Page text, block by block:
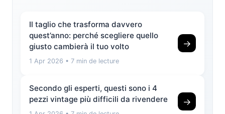
Il taglio che trasforma davvero
quest’anno: perché scegliere quello
giusto cambierà il tuo volto
1 Apr 2026 • 7 min de lecture
→
Secondo gli esperti, questi sono i 4
pezzi vintage più difficili da rivendere
→